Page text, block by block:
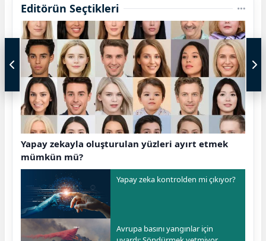
Editörün Seçtikleri
Yapay zekayla oluşturulan yüzleri ayırt etmek
mümkün mü?
Yapay zeka kontrolden mi çıkıyor?
Avrupa basını yangınlar için